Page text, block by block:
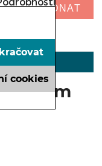
OBJEDNAT
30 cm
cookies